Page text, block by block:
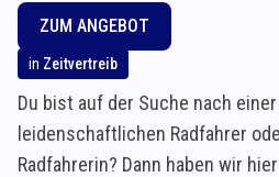
ZUM ANGEBOT
in Zeitvertreib
Du bist auf der Suche nach
leidenschaftlichen Radfahrer
Radfahrerin? Dann haben wir